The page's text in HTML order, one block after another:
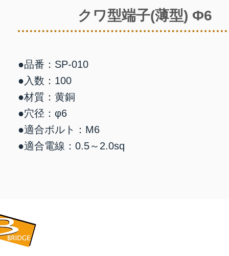
クワ型端子(薄型) Φ6
●品番：SP-010
●入数：100
​●材質：黄銅
●穴径：φ6
●適合ボルト：M6
●適合電線：0.5～2.0sq